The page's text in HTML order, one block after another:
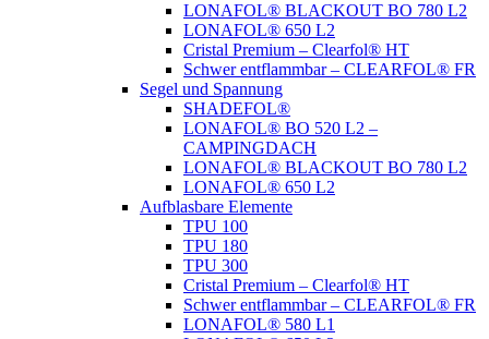
LONAFOL® BLACKOUT BO 780 L2
LONAFOL® 650 L2
Cristal Premium – Clearfol® HT
Schwer entflammbar – CLEARFOL® FR
Segel und Spannung
SHADEFOL®
LONAFOL® BO 520 L2 –
CAMPINGDACH
LONAFOL® BLACKOUT BO 780 L2
LONAFOL® 650 L2
Aufblasbare Elemente
TPU 100
TPU 180
TPU 300
Cristal Premium – Clearfol® HT
Schwer entflammbar – CLEARFOL® FR
LONAFOL® 580 L1